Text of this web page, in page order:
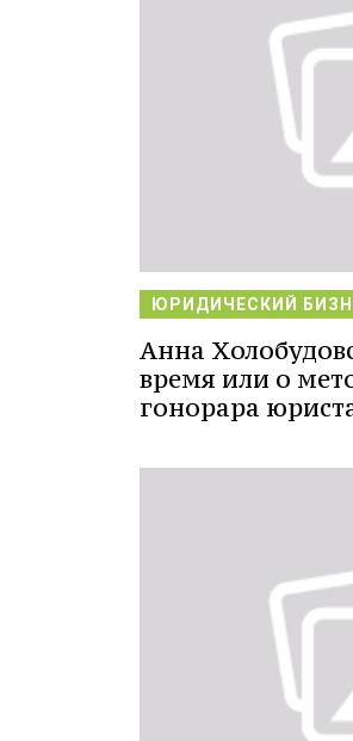
ЮРИДИЧЕСКИЙ
Анна
время или о
гонорара